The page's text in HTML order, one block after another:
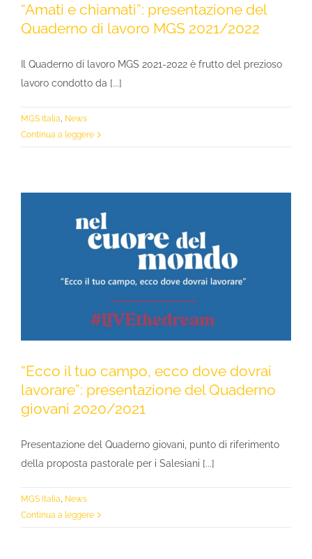
“Amati e chiamati”: presentazione del
Quaderno di lavoro MGS 2021/2022
Il Quaderno di lavoro MGS 2021-2022 è frutto del prezioso
lavoro condotto da [...]
MGS Italia, News
Continua a leggere
“Ecco il tuo campo, ecco dove dovrai
lavorare”: presentazione del Quaderno
giovani 2020/2021
Presentazione del Quaderno giovani, punto di riferimento
della proposta pastorale per i Salesiani [...]
MGS Italia News
Continua a leggere